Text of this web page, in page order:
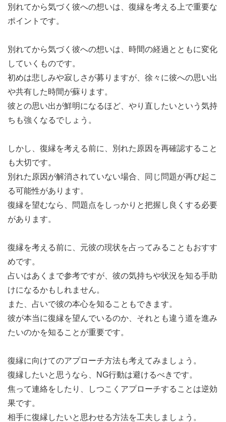
別れてから気づく彼への想いは、復縁を考える上で重要な
ポイントです。
別れてから気づく彼への想いは、時間の経過とともに変化
していくものです。
初めは悲しみや寂しさが募りますが、徐々に彼への思い出
や共有した時間が蘇ります。
彼との思い出が鮮明になるほど、やり直したいという気持
ちも強くなるでしょう。
しかし、復縁を考える前に、別れた原因を再確認すること
も大切です。
別れた原因が解消されていない場合、同じ問題が再び起こ
る可能性があります。
復縁を望むなら、問題点をしっかりと把握し良くする必要
があります。
復縁を考える前に、元彼の現状を占ってみることもおすす
めです。
占いはあくまで参考ですが、彼の気持ちや状況を知る手助
けになるかもしれません。
また、占いで彼の本心を知ることもできます。
彼が本当に復縁を望んでいるのか、それとも違う道を進み
たいのかを知ることが重要です。
復縁に向けてのアプローチ方法も考えてみましょう。
復縁したいと思うなら、NG行動は避けるべきです。
焦って連絡をしたり、しつこくアプローチすることは逆効
果です。
相手に復縁したいと思わせる方法を工夫しましょう。